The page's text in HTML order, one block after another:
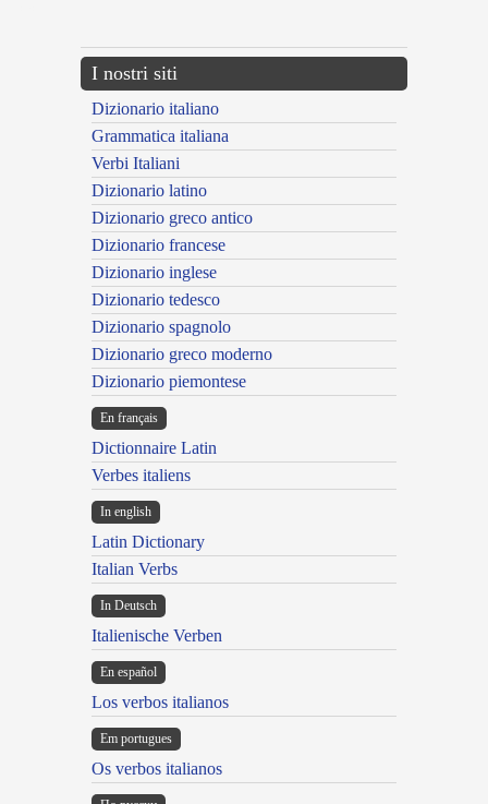
I nostri siti
Dizionario italiano
Grammatica italiana
Verbi Italiani
Dizionario latino
Dizionario greco antico
Dizionario francese
Dizionario inglese
Dizionario tedesco
Dizionario spagnolo
Dizionario greco moderno
Dizionario piemontese
En français
Dictionnaire Latin
Verbes italiens
In english
Latin Dictionary
Italian Verbs
In Deutsch
Italienische Verben
En español
Los verbos italianos
Em portugues
Os verbos italianos